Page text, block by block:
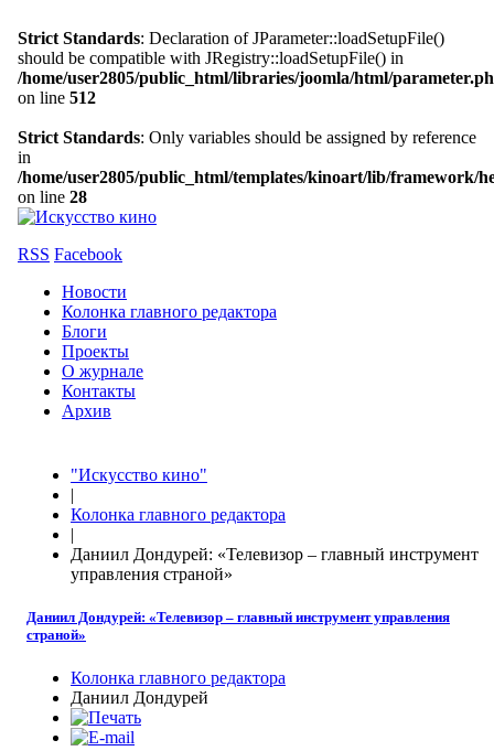
Strict Standards: Declaration of JParameter::loadSetupFile()
should be compatible with JRegistry::loadSetupFile() in
/home/user2805/public_html/libraries/joomla/html/
on line 512
Strict Standards: Only variables should be assigned by reference
in
/home/user2805/public_html/templates/kinoart/lib/framework/
on line 28
RSS Facebook
Новости
Колонка главного редактора
Блоги
Проекты
О журнале
Контакты
Архив
"Искусство кино"
|
Колонка главного редактора
|
Даниил Дондурей: «Телевизор – главный инструмент
управления страной»
Даниил Дондурей: «Телевизор – главный инструмент управления
страной»
Колонка главного редактора
Даниил Дондурей